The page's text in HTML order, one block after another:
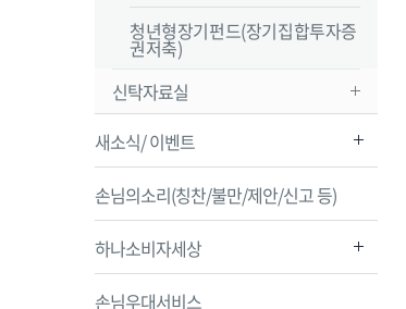
청년형장기펀드(장기집합투자증
권저축)
신탁자료실
새소식/ 이벤트
손님의소리(칭찬/불만/제안/신고 등)
하나소비자세상
손님우대서비스